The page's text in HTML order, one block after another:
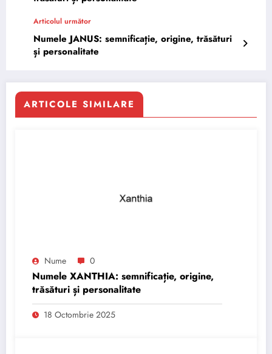
Articolul următor
Numele JANUS: semnificație, origine, trăsături
și personalitate
ARTICOLE SIMILARE
Nume 0
Numele XANTHIA: semnificație, origine,
trăsături și personalitate
18 Octombrie 2025